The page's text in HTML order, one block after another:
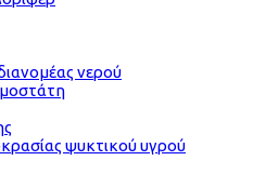
νερού
ψυκτικού υγρού